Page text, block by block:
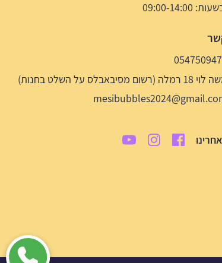
09:00-14:00
רמלה (רשום מסיבאבלס על השלט בחנות)